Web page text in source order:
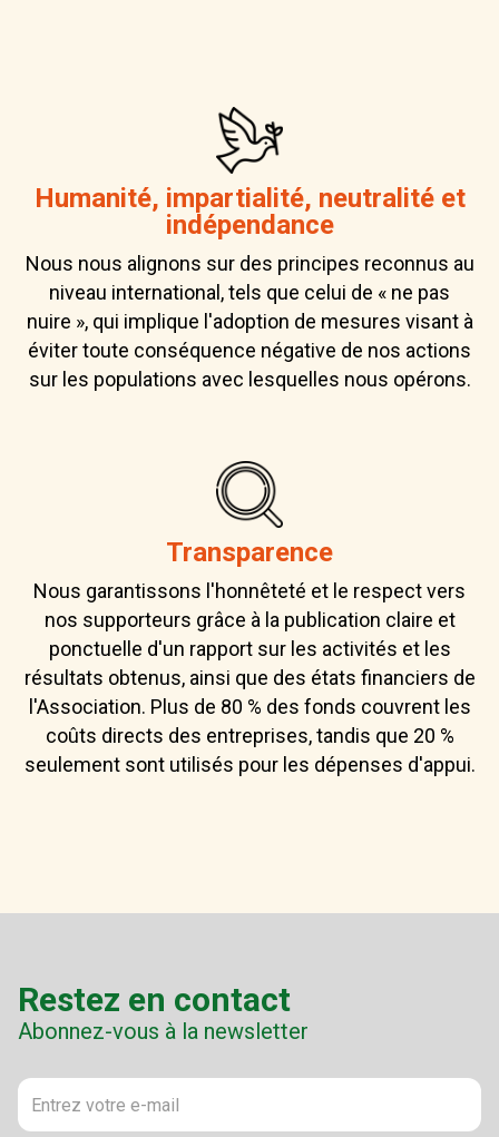
Humanité, impartialité, neutralité et
indépendance
Nous nous alignons sur des principes reconnus au
niveau international, tels que celui de « ne pas
nuire », qui implique l'adoption de mesures visant à
éviter toute conséquence négative de nos actions
sur les populations avec lesquelles nous opérons.
Transparence
Nous garantissons l'honnêteté et le respect vers
nos supporteurs grâce à la publication claire et
ponctuelle d'un rapport sur les activités et les
résultats obtenus, ainsi que des états financiers de
l'Association. Plus de 80 % des fonds couvrent les
coûts directs des entreprises, tandis que 20 %
seulement sont utilisés pour les dépenses d'appui.
Restez en contact
Abonnez-vous à la newsletter